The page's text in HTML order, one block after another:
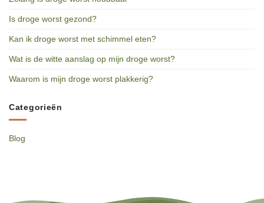
Is droge worst gezond?
Kan ik droge worst met schimmel eten?
Wat is de witte aanslag op mijn droge worst?
Waarom is mijn droge worst plakkerig?
Categorieën
Blog